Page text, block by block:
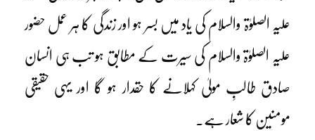
علیہ الصلوٰۃ والسلام کی یاد میں بسر ہو اور زندگی کا ہر عمل حضور
علیہ الصلوٰۃ والسلام کی سیرت کے مطابق ہو تب ہی انسان
صادق طالبِ مولیٰ کہلانے کا حقدار ہو گا اور یہی حقیقی
مومنین کا شعار ہے۔